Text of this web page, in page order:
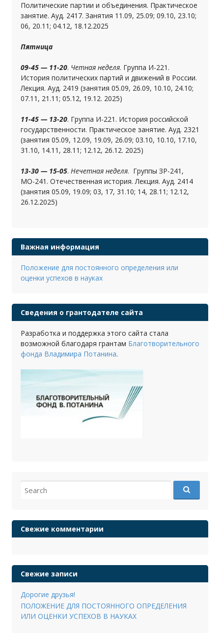
Политические партии и объединения. Практическое
занятие. Ауд. 2417. Занятия 11.09, 25.09; 09.10, 23.10;
06, 20.11; 04.12, 18.12.2025
Пятница
09-45 — 11-20. Четная неделя. Группа И-221.
История политических партий и движений в России.
Лекция. Ауд. 2419 (занятия 05.09, 26.09, 10.10, 24.10;
07.11, 21.11; 05.12, 19.12. 2025)
11-45 — 13-20. Группа И-221. История российской
государственности. Практическое занятие. Ауд. 2321
(занятия 05.09, 12.09, 19.09, 26.09; 03.10, 10.10, 17.10,
31.10, 14.11, 28.11; 12.12, 26.12. 2025)
13-30 — 15-05. Нечетная неделя. Группы ЗР-241,
МО-241. Отечественная история. Лекция. Ауд. 2414
(занятия 05.09, 19.09; 03, 17, 31.10; 14, 28.11; 12.12,
26.12.2025)
Важная информация
Положение для постоянного определения или
оценки успехов в науках
Сведения о грантодателе сайта
Разработка и поддержка этого сайта стала
возможной благодаря грантам Благотворительного
фонда Владимира Потанина.
for:
Свежие комментарии
Свежие записи
Дорогие друзья!
ПОЛОЖЕНИЕ ДЛЯ ПОСТОЯННОГО ОПРЕДЕЛЕНИЯ
ИЛИ ОЦЕНКИ УСПЕХОВ В НАУКАХ